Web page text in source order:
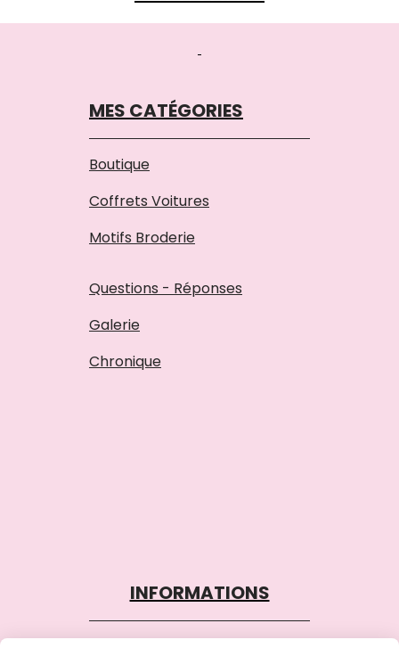
MES CATÉGORIES
Boutique
Coffrets Voitures
Motifs Broderie
Questions - Réponses
Galerie
Chronique
INFORMATIONS